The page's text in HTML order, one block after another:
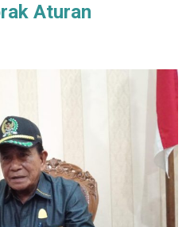
Aturan